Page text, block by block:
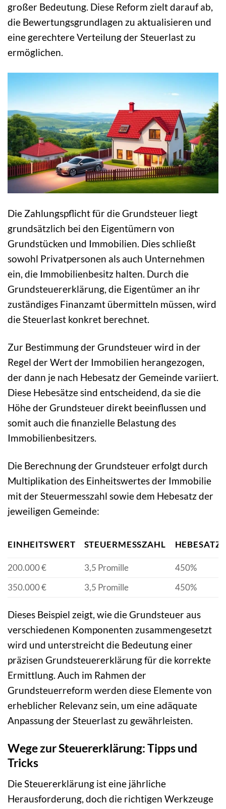
großer Bedeutung. Diese Reform zielt darauf ab,
die Bewertungsgrundlagen zu aktualisieren und
eine gerechtere Verteilung der Steuerlast zu
ermöglichen.
Die Zahlungspflicht für die Grundsteuer liegt
grundsätzlich bei den Eigentümern von
Grundstücken und Immobilien. Dies schließt
sowohl Privatpersonen als auch Unternehmen
ein, die Immobilienbesitz halten. Durch die
Grundsteuererklärung, die Eigentümer an ihr
zuständiges Finanzamt übermitteln müssen, wird
die Steuerlast konkret berechnet.
Zur Bestimmung der Grundsteuer wird in der
Regel der Wert der Immobilien herangezogen,
der dann je nach Hebesatz der Gemeinde variiert.
Diese Hebesätze sind entscheidend, da sie die
Höhe der Grundsteuer direkt beeinflussen und
somit auch die finanzielle Belastung des
Immobilienbesitzers.
Die Berechnung der Grundsteuer erfolgt durch
Multiplikation des Einheitswertes der Immobilie
mit der Steuermesszahl sowie dem Hebesatz der
jeweiligen Gemeinde:
EINHEITSWERT STEUERMESSZAHL HEBESATZ
200.000 € 3,5 Promille
450%
350.000 €
3,5 Promille 450%
Dieses Beispiel zeigt, wie die Grundsteuer aus
verschiedenen Komponenten zusammengesetzt
wird und unterstreicht die Bedeutung einer
präzisen Grundsteuererklärung für die korrekte
Ermittlung. Auch im Rahmen der
Grundsteuerreform werden diese Elemente von
erheblicher Relevanz sein, um eine adäquate
Anpassung der Steuerlast zu gewährleisten.
Wege zur Steuererklärung: Tipps und
Tricks
Die Steuererklärung ist eine jährliche
Herausforderung, doch die richtigen Werkzeuge